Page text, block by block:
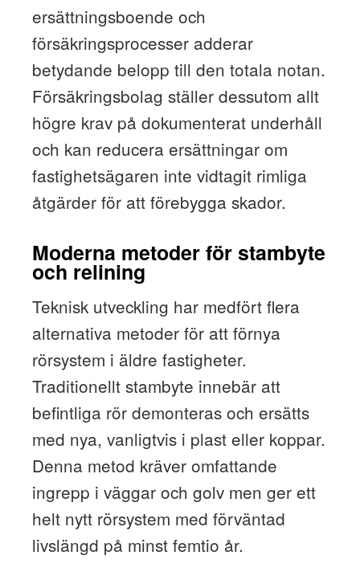
ersättningsboende och
försäkringsprocesser adderar
betydande belopp till den totala notan.
Försäkringsbolag ställer dessutom allt
högre krav på dokumenterat underhåll
och kan reducera ersättningar om
fastighetsägaren inte vidtagit rimliga
åtgärder för att förebygga skador.
Moderna metoder för stambyte
och relining
Teknisk utveckling har medfört flera
alternativa metoder för att förnya
rörsystem i äldre fastigheter.
Traditionellt stambyte innebär att
befintliga rör demonteras och ersätts
med nya, vanligtvis i plast eller koppar.
Denna metod kräver omfattande
ingrepp i väggar och golv men ger ett
helt nytt rörsystem med förväntad
livslängd på minst femtio år.